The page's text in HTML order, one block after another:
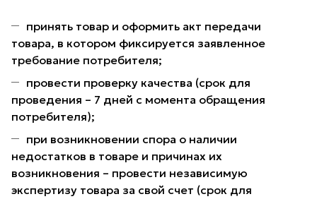
принять товар и оформить акт передачи
товара, в котором фиксируется заявленное
требование потребителя;
провести проверку качества (срок для
проведения – 7 дней с момента обращения
потребителя);
при возникновении спора о наличии
недостатков в товаре и причинах их
возникновения – провести независимую
экспертизу товара за свой счет (срок для